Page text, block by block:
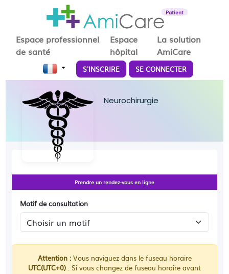
Patient
Espace professionnel
de santé
Espace
hôpital
La solution
AmiCare
S'INSCRIRE SE CONNECTER
Neurochirurgie
Prendre un rendez-vous en ligne
Motif de consultation
Attention :Vous naviguez dans le fuseau horaire
UTC(UTC+0) . Si vous changez de fuseau horaire avant